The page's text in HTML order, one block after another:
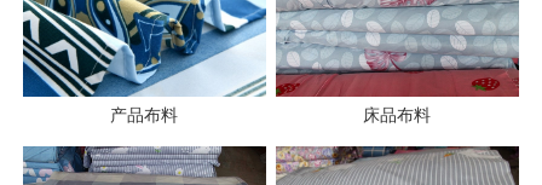
产品布料 床品布料